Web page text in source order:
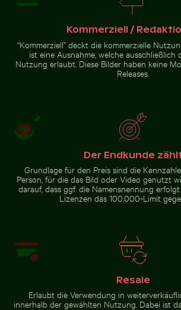
Langheckboot am
Zur Stock-Kollektion
Kommerziell /
“Kommerziell” deckt die kommerzielle
ist eine Ausnahme, welche ausschließlich
Nutzung erlaubt. Diese Bilder haben keine
Releases.
Der Endkunde
Grundlage für den Preis sind die
Person, für die das Bild oder Video genutzt
darauf, dass ggf. die Namensnennung
Lizenzen das 100.000-Limit
Resale
Erlaubt die Verwendung in
innerhalb der gewählten Nutzung. Dabei ist